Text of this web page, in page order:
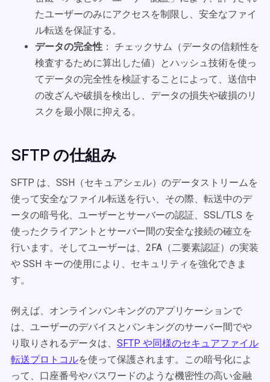
たユーザーのみにアクセスを制限し、安全なファイ
ル転送を保証する。
データの完全性 ： チェックサム（データの信頼性を
検査するために算出した値）とハッシュ技術を使っ
てデータの完全性を検証することによって、送信中
の改ざんや破損を検出し、データの損失や破損のリ
スクを最小限に抑える。
SFTP の仕組み
SFTP は、SSH（セキュアシェル）のデータストリームを
使って安全なファイル転送を行い、その際、転送中のデ
ータの暗号化、ユーザーとサーバーの認証、SSL/TLS を
使ったクライアントとサーバー間の安全な接続の確立を
行います。そしてユーザーは、2FA（二要素認証）の実装
や SSH キーの使用により、セキュリティを強化できま
す。
例えば、オンラインバンキングのアプリケーションで
は、ユーザーのデバイスとバンキングのサーバー間でや
り取りされるデータは、 SFTP や同様のセキュアファイル
転送プロトコルを使って保護されます。この暗号化によ
って、口座番号やパスワードのような機密性の高い金融